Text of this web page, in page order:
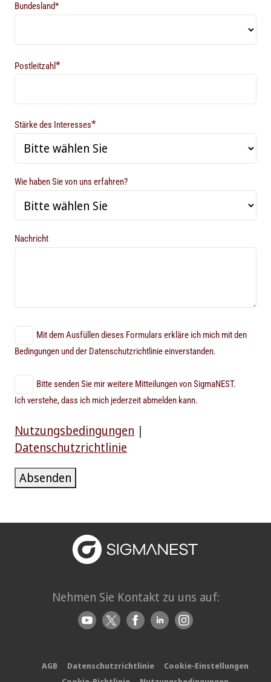
Bundesland*
Postleitzahl*
Stärke des Interesses*
Wie haben Sie von uns erfahren?
Nachricht
Mit dem Ausfüllen dieses Formulars erkläre ich mich mit den
Bedingungen und der Datenschutzrichtlinie einverstanden.
Bitte senden Sie mir weitere Mitteilungen von SigmaNEST.
Ich verstehe, dass ich mich jederzeit abmelden kann.
Nutzungsbedingungen |
Datenschutzrichtlinie
Absenden
Nehmen Sie Kontakt zu uns auf:
AGB Datenschutzrichtlinie
Cookie-Einstellungen